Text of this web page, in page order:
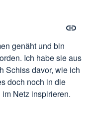
genäht und bin
Ich habe sie aus
Schiss davor, wie ich
doch noch in die
Netz inspirieren.